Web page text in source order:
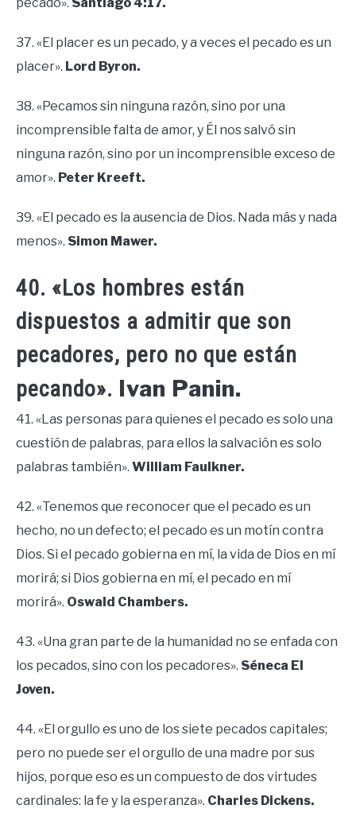
37. «El placer es un pecado, y a veces el pecado es un
placer». Lord Byron.
38. «Pecamos sin ninguna razón, sino por una
incomprensible falta de amor, y Él nos salvó sin
ninguna razón, sino por un incomprensible exceso de
amor». Peter Kreeft.
39. «El pecado es la ausencia de Dios. Nada más y nada
menos». Simon Mawer.
40. «Los hombres están
dispuestos a admitir que son
pecadores, pero no que están
pecando». Ivan Panin.
41. «Las personas para quienes el pecado es solo una
cuestión de palabras, para ellos la salvación es solo
palabras también». William Faulkner.
42. «Tenemos que reconocer que el pecado es un
hecho, no un defecto; el pecado es un motín contra
Dios. Si el pecado gobierna en mí, la vida de Dios en mí
morirá; si Dios gobierna en mí, el pecado en mí
morirá». Oswald Chambers.
43. «Una gran parte de la humanidad no se enfada con
los pecados, sino con los pecadores». Séneca El
Joven.
44. «El orgullo es uno de los siete pecados capitales;
pero no puede ser el orgullo de una madre por sus
hijos, porque eso es un compuesto de dos virtudes
cardinales: la fe y la esperanza». Charles Dickens.